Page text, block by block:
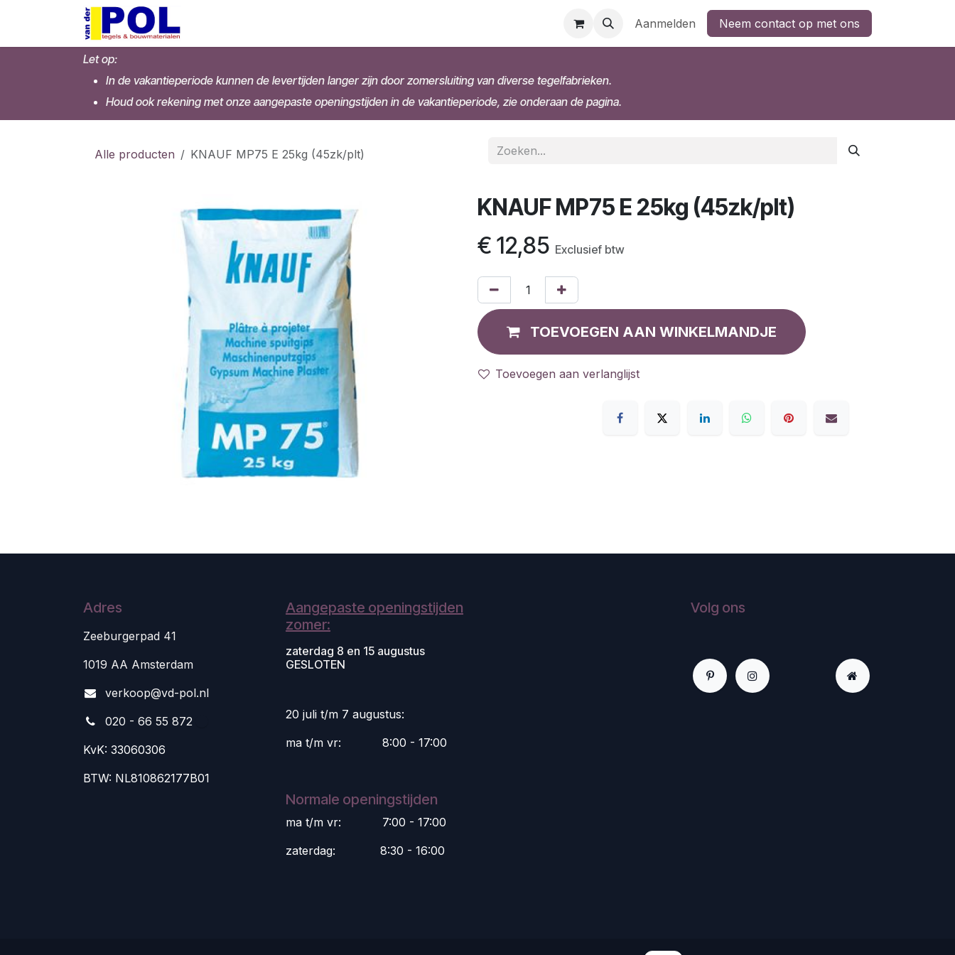
Overslaan naar inhoud
Aanmelden Neem contact op met ons
Let op:
In de vakantieperiode kunnen de levertijden langer zijn door zomersluiting van diverse tegelfabrieken.
Houd ook rekening met onze aangepaste openingstijden in de vakantieperiode, zie onderaan de pagina.
Alle producten KNAUF MP75 E 25kg (45zk/plt)
KNAUF MP75 E 25kg (45zk/plt)
€ 12,85 Exclusief btw
TOEVOEGEN AAN WINKELMANDJE
Toevoegen aan verlanglijst
Adres
Zeeburgerpad 41
1019 AA Amsterdam
verkoop@vd-pol.nl
020 - 66 55 872
KvK: 33060306
BTW: NL810862177B01
Aangepaste openingstijden
zomer:
zaterdag 8 en 15 augustus
GESLOTEN
20 juli t/m 7 augustus:
ma t/m vr:
​8:00 - 17:00
Normale openingstijden
ma t/m vr:
​7:00 - 17:00
zaterdag:
​8:30 - 16:00
Volg ons